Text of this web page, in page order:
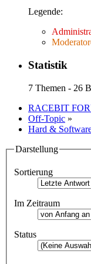
Legende:
Statistik
7 Themen - 26
RACEBIT
Off-Topic »
Hard &
Darstellung
Sortierung
Im Zeitraum
Status